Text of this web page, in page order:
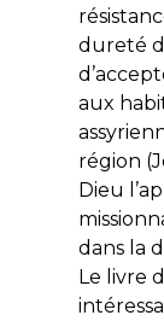
dureté
aux
région
Dieu
dans la
Le livre